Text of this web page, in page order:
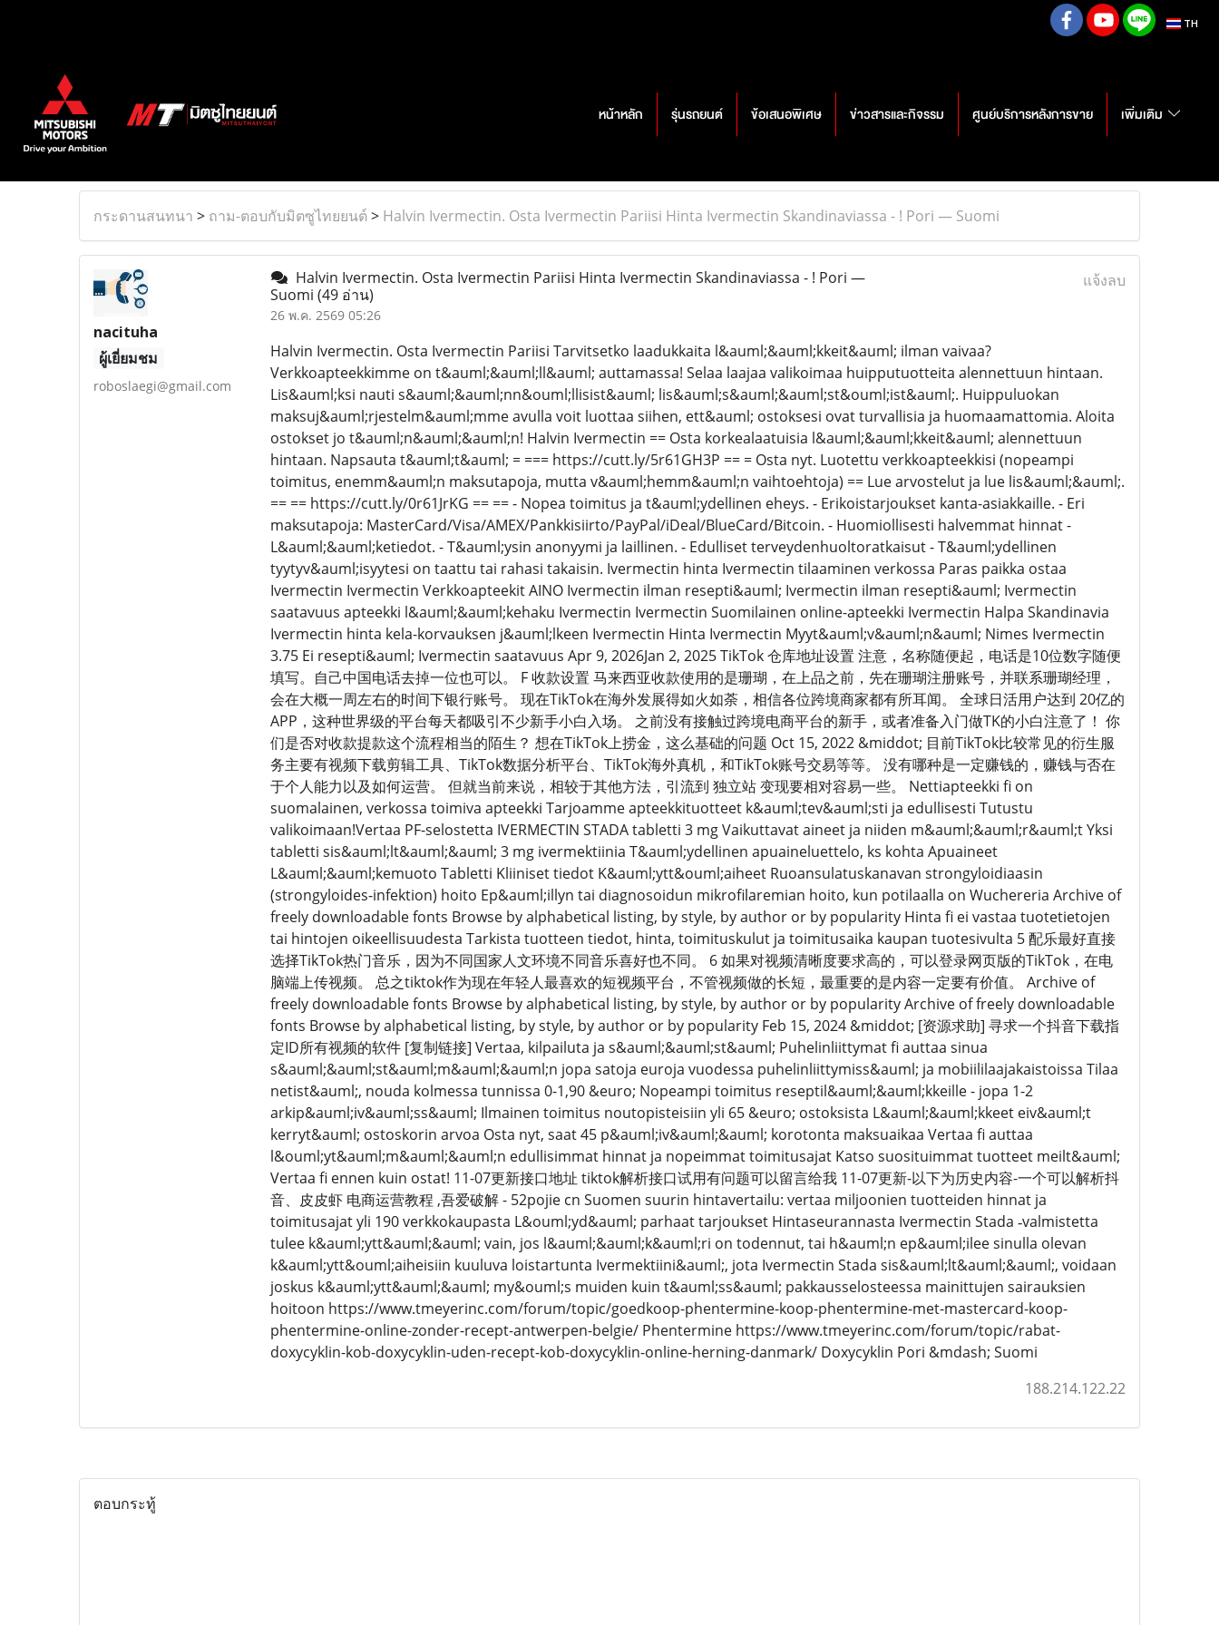
TH
หน้าหลัก รุ่นรถยนต์ ข้อเสนอพิเศษ ข่าวสารและกิจรรม ศูนย์บริการหลังการขาย เพิ่มเติม
กระดานสนทนา > ถาม-ตอบกับมิตซูไทยยนต์ > Halvin Ivermectin. Osta Ivermectin Pariisi Hinta Ivermectin Skandinaviassa - ! Pori — Suomi
nacituha
ผู้เยี่ยมชม
roboslaegi@gmail.com
Halvin Ivermectin. Osta Ivermectin Pariisi Hinta Ivermectin Skandinaviassa - ! Pori —
Suomi (49 อ่าน)
26 พ.ค. 2569 05:26
แจ้งลบ
Halvin Ivermectin. Osta Ivermectin Pariisi Tarvitsetko laadukkaita l&auml;&auml;kkeit&auml; ilman vaivaa?
Verkkoapteekkimme on t&auml;&auml;ll&auml; auttamassa! Selaa laajaa valikoimaa huipputuotteita alennettuun hintaan.
Lis&auml;ksi nauti s&auml;&auml;nn&ouml;llisist&auml; lis&auml;s&auml;&auml;st&ouml;ist&auml;. Huippuluokan
maksuj&auml;rjestelm&auml;mme avulla voit luottaa siihen, ett&auml; ostoksesi ovat turvallisia ja huomaamattomia. Aloita
ostokset jo t&auml;n&auml;&auml;n! Halvin Ivermectin == Osta korkealaatuisia l&auml;&auml;kkeit&auml; alennettuun
hintaan. Napsauta t&auml;t&auml; = === https://cutt.ly/5r61GH3P == = Osta nyt. Luotettu verkkoapteekkisi (nopeampi
toimitus, enemm&auml;n maksutapoja, mutta v&auml;hemm&auml;n vaihtoehtoja) == Lue arvostelut ja lue lis&auml;&auml;.
== == https://cutt.ly/0r61JrKG == == - Nopea toimitus ja t&auml;ydellinen eheys. - Erikoistarjoukset kanta-asiakkaille. - Eri
maksutapoja: MasterCard/Visa/AMEX/Pankkisiirto/PayPal/iDeal/BlueCard/Bitcoin. - Huomiollisesti halvemmat hinnat -
L&auml;&auml;ketiedot. - T&auml;ysin anonyymi ja laillinen. - Edulliset terveydenhuoltoratkaisut - T&auml;ydellinen
tyytyv&auml;isyytesi on taattu tai rahasi takaisin. Ivermectin hinta Ivermectin tilaaminen verkossa Paras paikka ostaa
Ivermectin Ivermectin Verkkoapteekit AINO Ivermectin ilman resepti&auml; Ivermectin ilman resepti&auml; Ivermectin
saatavuus apteekki l&auml;&auml;kehaku Ivermectin Ivermectin Suomilainen online-apteekki Ivermectin Halpa Skandinavia
Ivermectin hinta kela-korvauksen j&auml;lkeen Ivermectin Hinta Ivermectin Myyt&auml;v&auml;n&auml; Nimes Ivermectin
3.75 Ei resepti&auml; Ivermectin saatavuus Apr 9, 2026Jan 2, 2025 TikTok 仓库地址设置 注意，名称随便起，电话是10位数字随便
填写。自己中国电话去掉一位也可以。 F 收款设置 马来西亚收款使用的是珊瑚，在上品之前，先在珊瑚注册账号，并联系珊瑚经理，
会在大概一周左右的时间下银行账号。 现在TikTok在海外发展得如火如荼，相信各位跨境商家都有所耳闻。 全球日活用户达到 20亿的
APP，这种世界级的平台每天都吸引不少新手小白入场。 之前没有接触过跨境电商平台的新手，或者准备入门做TK的小白注意了！ 你
们是否对收款提款这个流程相当的陌生？ 想在TikTok上捞金，这么基础的问题 Oct 15, 2022 &middot; 目前TikTok比较常见的衍生服
务主要有视频下载剪辑工具、TikTok数据分析平台、TikTok海外真机，和TikTok账号交易等等。 没有哪种是一定赚钱的，赚钱与否在
于个人能力以及如何运营。 但就当前来说，相较于其他方法，引流到 独立站 变现要相对容易一些。 Nettiapteekki fi on
suomalainen, verkossa toimiva apteekki Tarjoamme apteekkituotteet k&auml;tev&auml;sti ja edullisesti Tutustu
valikoimaan!Vertaa PF-selostetta IVERMECTIN STADA tabletti 3 mg Vaikuttavat aineet ja niiden m&auml;&auml;r&auml;t Yksi
tabletti sis&auml;lt&auml;&auml; 3 mg ivermektiinia T&auml;ydellinen apuaineluettelo, ks kohta Apuaineet
L&auml;&auml;kemuoto Tabletti Kliiniset tiedot K&auml;ytt&ouml;aiheet Ruoansulatuskanavan strongyloidiaasin
(strongyloides-infektion) hoito Ep&auml;illyn tai diagnosoidun mikrofilaremian hoito, kun potilaalla on Wuchereria Archive of
freely downloadable fonts Browse by alphabetical listing, by style, by author or by popularity Hinta fi ei vastaa tuotetietojen
tai hintojen oikeellisuudesta Tarkista tuotteen tiedot, hinta, toimituskulut ja toimitusaika kaupan tuotesivulta 5 配乐最好直接
选择TikTok热门音乐，因为不同国家人文环境不同音乐喜好也不同。 6 如果对视频清晰度要求高的，可以登录网页版的TikTok，在电
脑端上传视频。 总之tiktok作为现在年轻人最喜欢的短视频平台，不管视频做的长短，最重要的是内容一定要有价值。 Archive of
freely downloadable fonts Browse by alphabetical listing, by style, by author or by popularity Archive of freely downloadable
fonts Browse by alphabetical listing, by style, by author or by popularity Feb 15, 2024 &middot; [资源求助] 寻求一个抖音下载指
定ID所有视频的软件 [复制链接] Vertaa, kilpailuta ja s&auml;&auml;st&auml; Puhelinliittymat fi auttaa sinua
s&auml;&auml;st&auml;m&auml;&auml;n jopa satoja euroja vuodessa puhelinliittymiss&auml; ja mobiililaajakaistoissa Tilaa
netist&auml;, nouda kolmessa tunnissa 0-1,90 &euro; Nopeampi toimitus reseptil&auml;&auml;kkeille - jopa 1-2
arkip&auml;iv&auml;ss&auml; Ilmainen toimitus noutopisteisiin yli 65 &euro; ostoksista L&auml;&auml;kkeet eiv&auml;t
kerryt&auml; ostoskorin arvoa Osta nyt, saat 45 p&auml;iv&auml;&auml; korotonta maksuaikaa Vertaa fi auttaa
l&ouml;yt&auml;m&auml;&auml;n edullisimmat hinnat ja nopeimmat toimitusajat Katso suosituimmat tuotteet meilt&auml;
Vertaa fi ennen kuin ostat! 11-07更新接口地址 tiktok解析接口试用有问题可以留言给我 11-07更新-以下为历史内容-一个可以解析抖
音、皮皮虾 电商运营教程 ,吾爱破解 - 52pojie cn Suomen suurin hintavertailu: vertaa miljoonien tuotteiden hinnat ja
toimitusajat yli 190 verkkokaupasta L&ouml;yd&auml; parhaat tarjoukset Hintaseurannasta Ivermectin Stada ‑valmistetta
tulee k&auml;ytt&auml;&auml; vain, jos l&auml;&auml;k&auml;ri on todennut, tai h&auml;n ep&auml;ilee sinulla olevan
k&auml;ytt&ouml;aiheisiin kuuluva loistartunta Ivermektiini&auml;, jota Ivermectin Stada sis&auml;lt&auml;&auml;, voidaan
joskus k&auml;ytt&auml;&auml; my&ouml;s muiden kuin t&auml;ss&auml; pakkausselosteessa mainittujen sairauksien
hoitoon https://www.tmeyerinc.com/forum/topic/goedkoop-phentermine-koop-phentermine-met-mastercard-koop-
phentermine-online-zonder-recept-antwerpen-belgie/ Phentermine https://www.tmeyerinc.com/forum/topic/rabat-
doxycyklin-kob-doxycyklin-uden-recept-kob-doxycyklin-online-herning-danmark/ Doxycyklin Pori &mdash; Suomi
188.214.122.22
ตอบกระทู้